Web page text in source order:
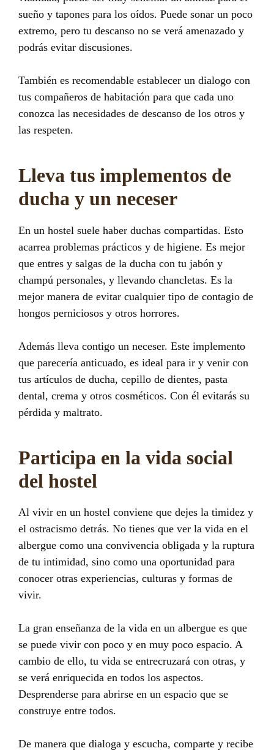
sueño y tapones para los oídos. Puede sonar un poco
extremo, pero tu descanso no se verá amenazado y
podrás evitar discusiones.
También es recomendable establecer un dialogo con
tus compañeros de habitación para que cada uno
conozca las necesidades de descanso de los otros y
las respeten.
Lleva tus implementos de
ducha y un neceser
En un hostel suele haber duchas compartidas. Esto
acarrea problemas prácticos y de higiene. Es mejor
que entres y salgas de la ducha con tu jabón y
champú personales, y llevando chancletas. Es la
mejor manera de evitar cualquier tipo de contagio de
hongos perniciosos y otros horrores.
Además lleva contigo un neceser. Este implemento
que parecería anticuado, es ideal para ir y venir con
tus artículos de ducha, cepillo de dientes, pasta
dental, crema y otros cosméticos. Con él evitarás su
pérdida y maltrato.
Participa en la vida social
del hostel
Al vivir en un hostel conviene que dejes la timidez y
el ostracismo detrás. No tienes que ver la vida en el
albergue como una convivencia obligada y la ruptura
de tu intimidad, sino como una oportunidad para
conocer otras experiencias, culturas y formas de
vivir.
La gran enseñanza de la vida en un albergue es que
se puede vivir con poco y en muy poco espacio. A
cambio de ello, tu vida se entrecruzará con otras, y
se verá enriquecida en todos los aspectos.
Desprenderse para abrirse en un espacio que se
construye entre todos.
De manera que dialoga y escucha, comparte y recibe